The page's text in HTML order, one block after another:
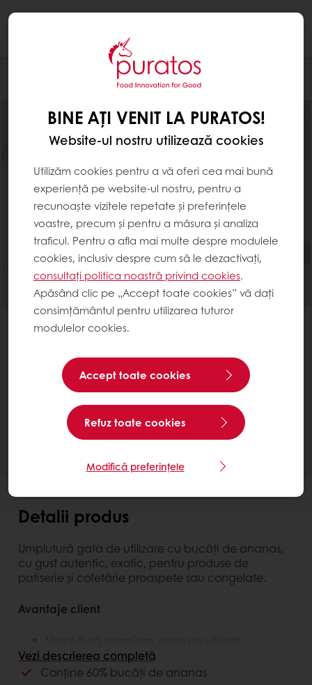
Topfil Pineapple 60%
Bucket 5 kg
Contactează-ne
Ai nevoie de mai multe informații? Suntem bucuroși
să te ajutăm.
Detalii produs
Umplutură gata de utilizare cu bucăți de ananas,
cu gust autentic, exotic, pentru produse de
patiserie și cofetărie proaspete sau congelate.
Avantaje client
Calitate superioară constantă
Conveniență în utilizare
Vezi descrierea completă
Conține 60% bucăți de ananas
BINE AȚI VENIT LA PURATOS!
Website-ul nostru utilizează cookies
Utilizăm cookies pentru a vă oferi cea mai bună
experiență pe website-ul nostru, pentru a
recunoaște vizitele repetate și preferințele
voastre, precum și pentru a măsura și analiza
traficul. Pentru a afla mai multe despre modulele
cookies, inclusiv despre cum să le dezactivați,
consultați politica noastră privind cookies.
Apăsând clic pe „Accept toate cookies” vă dați
consimțământul pentru utilizarea tuturor
modulelor cookies.
Accept toate cookies
Refuz toate cookies
Modifică preferințele